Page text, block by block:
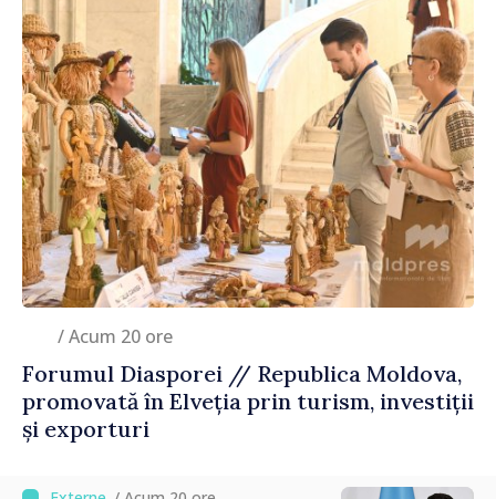
/ Acum 20 ore
Forumul Diasporei // Republica Moldova,
promovată în Elveția prin turism, investiții
și exporturi